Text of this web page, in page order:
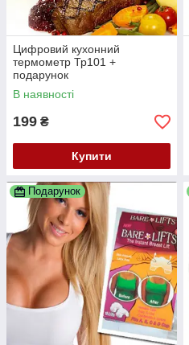
Цифровий кухонний
термометр Тр101 +
подарунок
В наявності
199 ₴
Купити
Подарунок